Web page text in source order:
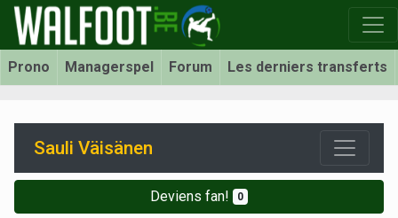
Prono Managerspel Forum Les derniers transferts
Sauli Väisänen
Deviens fan! 0